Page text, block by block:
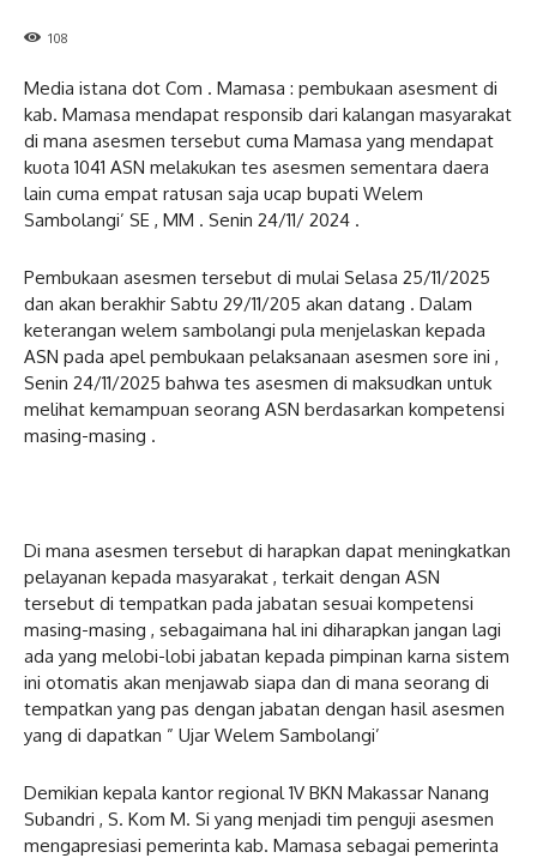
108
Media istana dot Com . Mamasa : pembukaan asesment di
kab. Mamasa mendapat responsib dari kalangan masyarakat
di mana asesmen tersebut cuma Mamasa yang mendapat
kuota 1041 ASN melakukan tes asesmen sementara daera
lain cuma empat ratusan saja ucap bupati Welem
Sambolangi’ SE , MM . Senin 24/11/ 2024 .
Pembukaan asesmen tersebut di mulai Selasa 25/11/2025
dan akan berakhir Sabtu 29/11/205 akan datang . Dalam
keterangan welem sambolangi pula menjelaskan kepada
ASN pada apel pembukaan pelaksanaan asesmen sore ini ,
Senin 24/11/2025 bahwa tes asesmen di maksudkan untuk
melihat kemampuan seorang ASN berdasarkan kompetensi
masing-masing .
Di mana asesmen tersebut di harapkan dapat meningkatkan
pelayanan kepada masyarakat , terkait dengan ASN
tersebut di tempatkan pada jabatan sesuai kompetensi
masing-masing , sebagaimana hal ini diharapkan jangan lagi
ada yang melobi-lobi jabatan kepada pimpinan karna sistem
ini otomatis akan menjawab siapa dan di mana seorang di
tempatkan yang pas dengan jabatan dengan hasil asesmen
yang di dapatkan ” Ujar Welem Sambolangi’
Demikian kepala kantor regional 1V BKN Makassar Nanang
Subandri , S. Kom M. Si yang menjadi tim penguji asesmen
mengapresiasi pemerinta kab. Mamasa sebagai pemerinta